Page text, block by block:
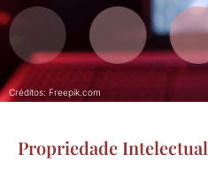
Créditos: Freepik.com
Propriedade Intelectual